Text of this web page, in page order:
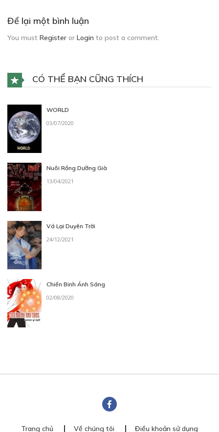
Để lại một bình luận
You must Register or Login to post a comment.
CÓ THỂ BẠN CŨNG THÍCH
WORLD
03/07/2020
Nuôi Rồng Dưỡng Già
13/04/2021
Vá Lại Duyên Trời
24/12/2021
Chiến Binh Ánh Sáng
02/08/2020
Trang chủ Về chúng tôi Điều khoản sử dụng